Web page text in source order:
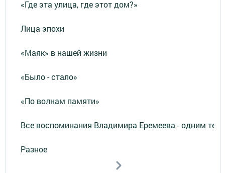
«Где эта улица, где этот дом?»
Лица эпохи
«Маяк» в нашей жизни
«Было - стало»
«По волнам памяти»
Все воспоминания Владимира Еремеева - одним
Разное